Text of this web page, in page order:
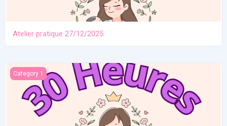
Atelier pratique 27/12/2025
IHAB et compétences en communication
Category 1